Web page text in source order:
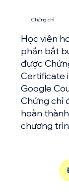
Chứng chỉ
Học viên
phần bắt
được
Certificate
Google
Chứng chỉ
hoàn
chương